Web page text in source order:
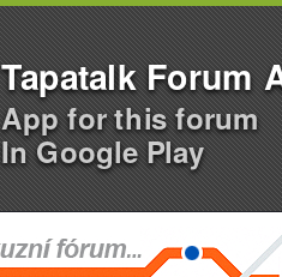
Tapatalk Forum
App for this forum
In Google Play